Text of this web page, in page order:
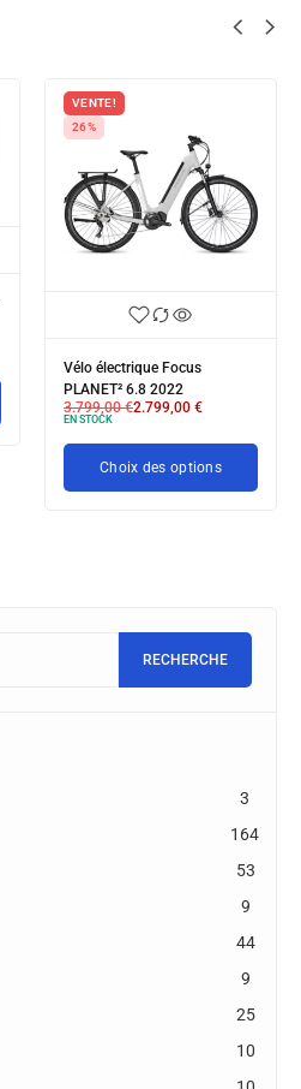
VENTE!
26%
Vélo électrique Focus
PLANET² 6.8 2022
3.799,00€2.799,00 €
EN STOCK
Choix des options
RECHERCHE
3
164
53
9
44
9
25
10